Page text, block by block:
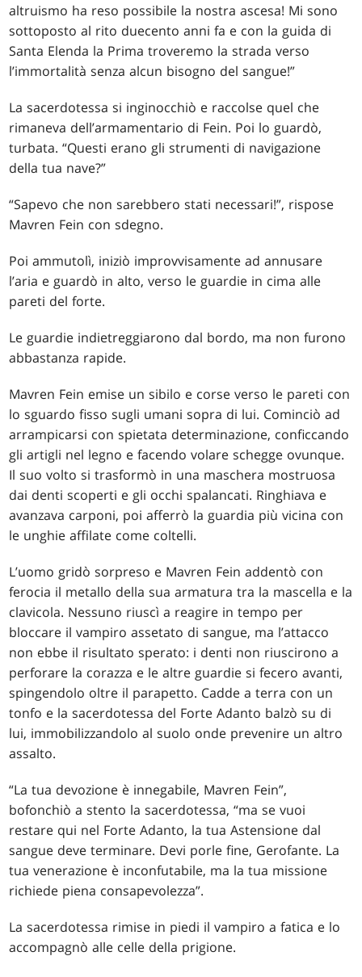
altruismo ha reso possibile la nostra ascesa! Mi sono
sottoposto al rito duecento anni fa e con la guida di
Santa Elenda la Prima troveremo la strada verso
l’immortalità senza alcun bisogno del sangue!”
La sacerdotessa si inginocchiò e raccolse quel che
rimaneva dell’armamentario di Fein. Poi lo guardò,
turbata. “Questi erano gli strumenti di navigazione
della tua nave?”
“Sapevo che non sarebbero stati necessari!”, rispose
Mavren Fein con sdegno.
Poi ammutolì, iniziò improvvisamente ad annusare
l’aria e guardò in alto, verso le guardie in cima alle
pareti del forte.
Le guardie indietreggiarono dal bordo, ma non furono
abbastanza rapide.
Mavren Fein emise un sibilo e corse verso le pareti con
lo sguardo fisso sugli umani sopra di lui. Cominciò ad
arrampicarsi con spietata determinazione, conficcando
gli artigli nel legno e facendo volare schegge ovunque.
Il suo volto si trasformò in una maschera mostruosa
dai denti scoperti e gli occhi spalancati. Ringhiava e
avanzava carponi, poi afferrò la guardia più vicina con
le unghie affilate come coltelli.
L’uomo gridò sorpreso e Mavren Fein addentò con
ferocia il metallo della sua armatura tra la mascella e la
clavicola. Nessuno riuscì a reagire in tempo per
bloccare il vampiro assetato di sangue, ma l’attacco
non ebbe il risultato sperato: i denti non riuscirono a
perforare la corazza e le altre guardie si fecero avanti,
spingendolo oltre il parapetto. Cadde a terra con un
tonfo e la sacerdotessa del Forte Adanto balzò su di
lui, immobilizzandolo al suolo onde prevenire un altro
assalto.
“La tua devozione è innegabile, Mavren Fein”,
bofonchiò a stento la sacerdotessa, “ma se vuoi
restare qui nel Forte Adanto, la tua Astensione dal
sangue deve terminare. Devi porle fine, Gerofante. La
tua venerazione è inconfutabile, ma la tua missione
richiede piena consapevolezza”.
La sacerdotessa rimise in piedi il vampiro a fatica e lo
accompagnò alle celle della prigione.